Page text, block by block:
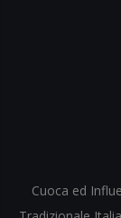
Cuoca ed